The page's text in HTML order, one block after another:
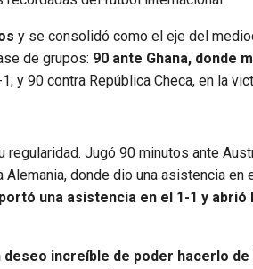
y se consolidó como el eje del
de grupos: 90 ante Ghana, donde
y 90 contra República Checa, en la
regularidad. Jugó 90 minutos ante
donde dio una asistencia
una asistencia en el 1-1 y
deseo increíble de poder hacerlo